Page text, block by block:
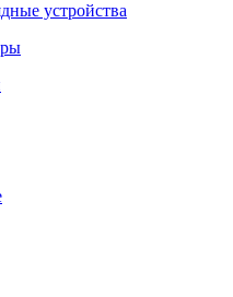
устройства